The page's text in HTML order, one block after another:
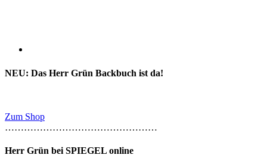
NEU: Das Herr Grün Backbuch ist da!
Zum Shop
…………………………………………
Herr Grün bei SPIEGEL online